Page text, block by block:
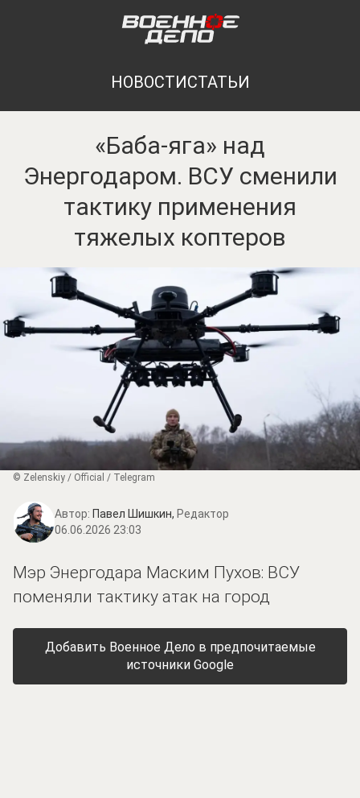
НОВОСТИСТАТЬИ
«Баба-яга» над
Энергодаром. ВСУ сменили
тактику применения
тяжелых коптеров
© Zеlеnskiу / Оfficiаl / Telegram
Автор: Павел Шишкин, Редактор
06.06.2026 23:03
Мэр Энергодара Маским Пухов: ВСУ
поменяли тактику атак на город
Добавить Военное Дело в предпочитаемые
источники Google